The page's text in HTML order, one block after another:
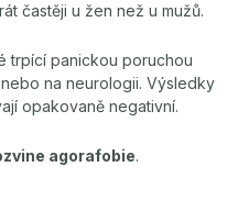
častěji u žen než u mužů.
trpící panickou poruchou
na neurologii. Výsledky
opakovaně negativní.
agorafobie.